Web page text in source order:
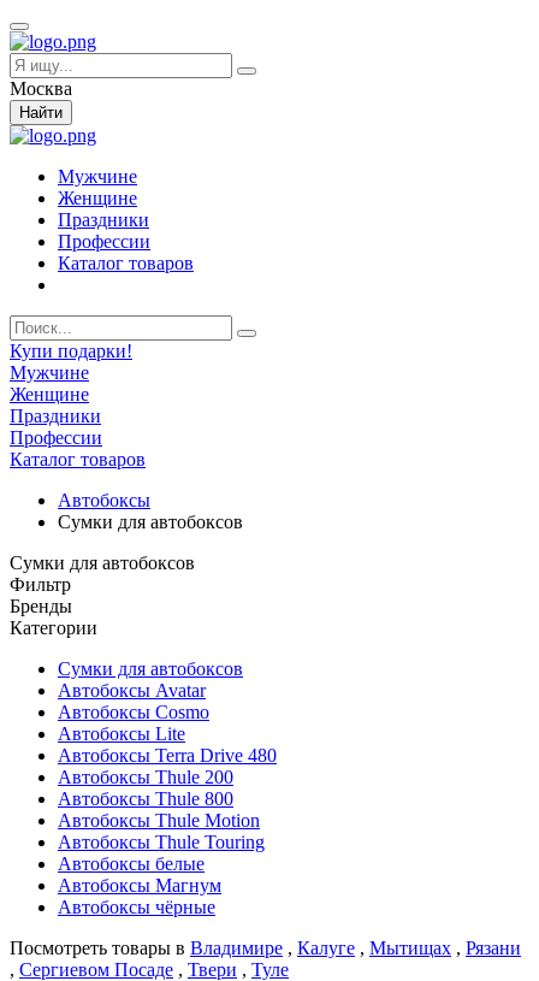
Москва
Найти
Мужчине
Женщине
Праздники
Профессии
Каталог товаров
Купи подарки!
Мужчине
Женщине
Праздники
Профессии
Каталог товаров
Автобоксы
Cумки для автобоксов
Cумки для автобоксов
Фильтр
Бренды
Категории
Cумки для автобоксов
Автобоксы Avatar
Автобоксы Cosmo
Автобоксы Lite
Автобоксы Terra Drive 480
Автобоксы Thule 200
Автобоксы Thule 800
Автобоксы Thule Motion
Автобоксы Thule Touring
Автобоксы белые
Автобоксы Магнум
Автобоксы чёрные
Посмотреть товары в Владимире , Калуге , Мытищах , Рязани
, Сергиевом Посаде , Твери , Туле